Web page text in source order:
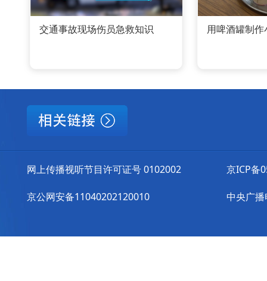
交通事故现场伤员急救知识 用啤酒罐制作
网上传播视听节目许可证号 0102002
京公网安备11040202120010
京ICP备
中央广